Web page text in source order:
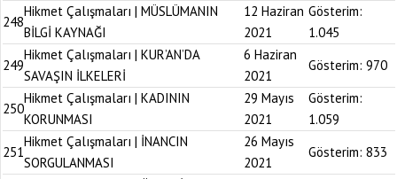
248
Hikmet Çalışmaları | MÜSLÜMANIN
BİLGİ KAYNAĞI
12 Haziran
2021
Gösterim:
1.045
249
Hikmet Çalışmaları | KUR’AN’DA
SAVAŞIN İLKELERİ
6 Haziran
2021
Gösterim: 970
250
Hikmet Çalışmaları | KADININ
KORUNMASI
29 Mayıs
2021
Gösterim:
1.059
251
Hikmet Çalışmaları | İNANCIN
SORGULANMASI
26 Mayıs
2021
Gösterim: 833